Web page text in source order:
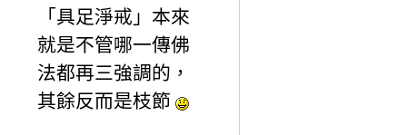
「具足淨戒」本來
就是不管哪一傳佛
法都再三強調的，
其餘反而是枝節